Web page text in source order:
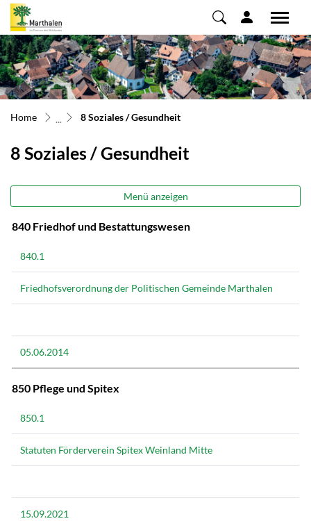
zur Startseite
Direkt zur Hauptnavigation
Direkt zum Inhalt
Direkt zur Suche
Direkt zum Stichwortverzeichnis
Home 8 Soziales / Gesundheit(ausgewählt)
8 Soziales / Gesundheit
Menü anzeigen
840 Friedhof und Bestattungswesen
840.1
Friedhofsverordnung der Politischen Gemeinde Marthalen
05.06.2014
850 Pflege und Spitex
850.1
Statuten Förderverein Spitex Weinland Mitte
15.09.2021